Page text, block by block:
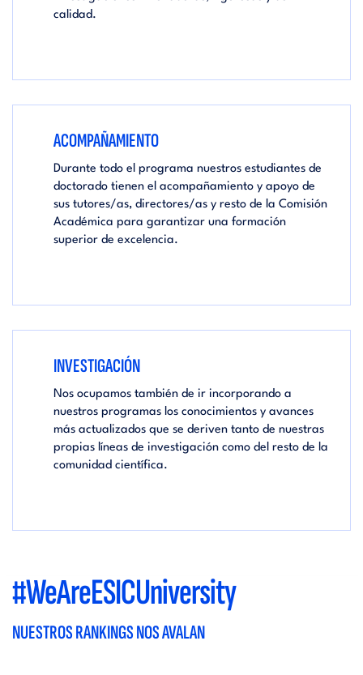
calidad.
ACOMPAÑAMIENTO
Durante todo el programa nuestros estudiantes de
doctorado tienen el acompañamiento y apoyo de
sus tutores/as, directores/as y resto de la Comisión
Académica para garantizar una formación
superior de excelencia.
INVESTIGACIÓN
Nos ocupamos también de ir incorporando a
nuestros programas los conocimientos y avances
más actualizados que se deriven tanto de nuestras
propias líneas de investigación como del resto de la
comunidad científica.
#WeAreESICUniversity
NUESTROS RANKINGS NOS AVALAN